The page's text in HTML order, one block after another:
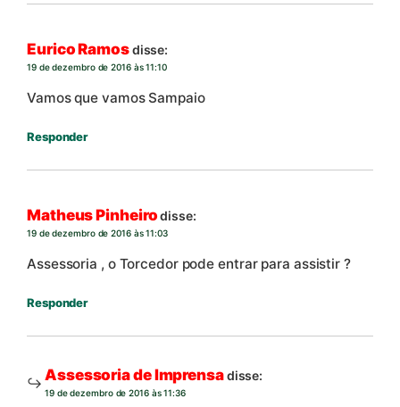
Eurico Ramosdisse:
19 de dezembro de 2016 às 11:10
Vamos que vamos Sampaio
Responder
Matheus Pinheirodisse:
19 de dezembro de 2016 às 11:03
Assessoria , o Torcedor pode entrar para assistir ?
Responder
Assessoria de Imprensadisse:
19 de dezembro de 2016 às 11:36